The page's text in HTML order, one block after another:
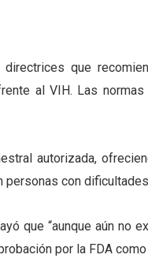
directrices que
al VIH. Las normas
autorizada,
con
que “aunque aún no
por la FDA como